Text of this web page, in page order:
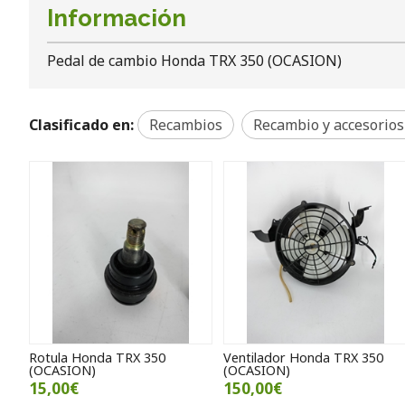
Información
Pedal de cambio Honda TRX 350 (OCASION)
Clasificado en: Recambios Recambio y
Rotula Honda TRX 350
(OCASION)
15,00€
Ventilador Honda TRX 350
(OCASION)
150,00€